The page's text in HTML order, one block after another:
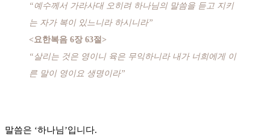
“예수께서 가라사대 오히려 하나님의 말씀을 듣고 지키
는 자가 복이 있느니라 하시니라”
<요한복음 6장 63절>
“살리는 것은 영이니 육은 무익하니라 내가 너희에게 이
른 말이 영이요 생명이라”
말씀은 ‘하나님’입니다.